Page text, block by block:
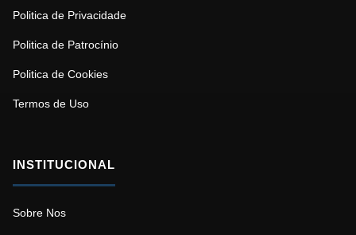
Politica de Privacidade
Politica de Patrocínio
Politica de Cookies
Termos de Uso
INSTITUCIONAL
Sobre Nos